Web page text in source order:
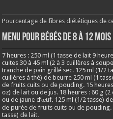
Pourcentage de fibres diététiques de
MENU POUR BÉBÉS DE 8 à 12 MOIS
7 heures : 250 ml (1 tasse de lait 9
cuites 30 à 45 ml (2 à 3 cuillères à
tranche de pain grillé sec. 125 ml (1/2
cuillères à thé) de beurre 250 ml (1
de fruits cuits ou de pouding. 15
oz) de lait ou de jus. 18 heures : 60 g
ou de jaune d’œuf. 125 ml (1/2 tasse)
de purée de fruits cuits ou de pouding.
tasse) de lait.